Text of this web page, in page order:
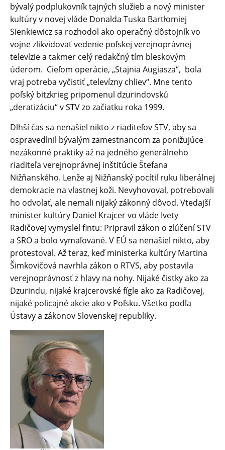
bývalý podplukovník tajných služieb a nový minister
kultúry v novej vláde Donalda Tuska Bartłomiej
Sienkiewicz sa rozhodol ako operačný dôstojník vo
vojne zlikvidovať vedenie poľskej verejnoprávnej
televízie a takmer celý redakčný tím bleskovým
úderom. Cieľom operácie, „Stajnia Augiasza“, bola
vraj potreba vyčistiť „televízny chliev“. Mne tento
poľský bitzkrieg pripomenul dzurindovskú
„deratizáciu“ v STV zo začiatku roka 1999.
Dlhší čas sa nenašiel nikto z riaditeľov STV, aby sa
ospravedlnil bývalým zamestnancom za ponižujúce
nezákonné praktiky až na jedného generálneho
riaditeľa verejnoprávnej inštitúcie Štefana
Nižňanského. Lenže aj Nižňanský pocítil ruku liberálnej
demokracie na vlastnej koži. Nevyhovoval, potrebovali
ho odvolať, ale nemali nijaký zákonný dôvod. Vtedajší
minister kultúry Daniel Krajcer vo vláde Ivety
Radičovej vymyslel fintu: Pripravil zákon o zlúčení STV
a SRO a bolo vymaľované. V EÚ sa nenašiel nikto, aby
protestoval. Až teraz, keď ministerka kultúry Martina
Šimkovičová navrhla zákon o RTVS, aby postavila
verejnoprávnosť z hlavy na nohy. Nijaké čistky ako za
Dzurindu, nijaké krajcerovské fígle ako za Radičovej,
nijaké policajné akcie ako v Poľsku. Všetko podľa
Ústavy a zákonov Slovenskej republiky.